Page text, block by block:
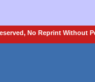
No Reprint Without